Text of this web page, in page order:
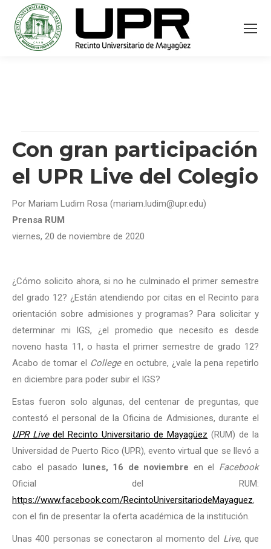
Con gran participación
el UPR Live del Colegio
Por Mariam Ludim Rosa (mariam.ludim@upr.edu)
Prensa RUM
viernes, 20 de noviembre de 2020
¿Cómo solicito ahora, si no he culminado el primer semestre
del grado 12? ¿Están atendiendo por citas en el Recinto para
orientación sobre admisiones y programas? Para solicitar y
determinar mi IGS, ¿el promedio que necesito es desde
noveno hasta 11, o hasta el primer semestre de grado 12?
Acabo de tomar el Collegeen octubre, ¿vale la pena repetirlo
en diciembre para poder subir el IGS?
Estas fueron solo algunas, del centenar de preguntas, que
contestó el personal de la Oficina de Admisiones, durante el
UPR Livedel Recinto Universitario de Mayagüez (RUM) de la
Universidad de Puerto Rico (UPR), evento virtual que se llevó a
cabo el pasado lunes, 16 de noviembre en el Facebook
Oficial del RUM:
https://www.facebook.com/RecintoUniversitariodeMayaguez,
con el fin de presentar la oferta académica de la institución.
Unas 400 personas se conectaron al momento del Live, que